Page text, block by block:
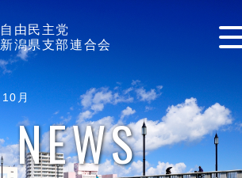
自由民主党
新潟県支部連合会
10月
NEWS